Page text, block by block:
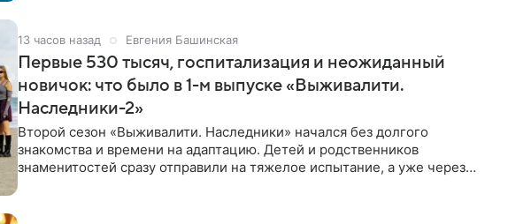
13 часов назад Евгения Башинская
Первые 530 тысяч, госпитализация и неожиданный
новичок: что было в 1-м выпуске «Выживалити.
Наследники-2»
Второй сезон «Выживалити. Наследники» начался без долгого
знакомства и времени на адаптацию. Детей и родственников
знаменитостей сразу отправили на тяжелое испытание, а уже через